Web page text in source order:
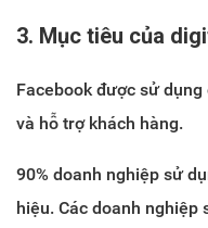
3. Mục tiêu của
Facebook được sử
và hỗ trợ khách hàng.
90% doanh nghiệp sử
hiệu. Các doanh nghiệp